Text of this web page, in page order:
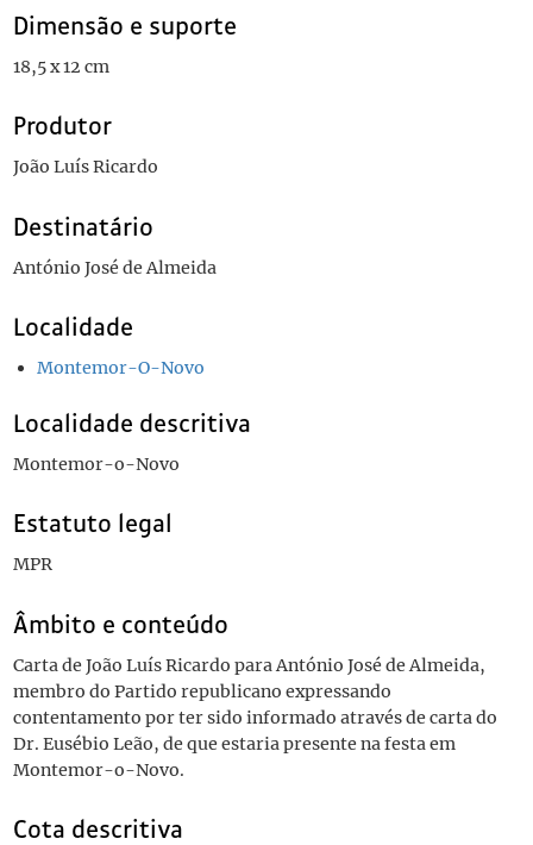
Dimensão e suporte
18,5 x 12 cm
Produtor
João Luís Ricardo
Destinatário
António José de Almeida
Localidade
Montemor-O-Novo
Localidade descritiva
Montemor-o-Novo
Estatuto legal
MPR
Âmbito e conteúdo
Carta de João Luís Ricardo para António José de Almeida,
membro do Partido republicano expressando
contentamento por ter sido informado através de carta do
Dr. Eusébio Leão, de que estaria presente na festa em
Montemor-o-Novo.
Cota descritiva